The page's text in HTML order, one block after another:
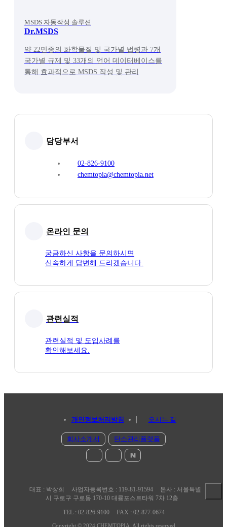
MSDS 자동작성 솔루션
Dr.MSDS
약 22만종의 화학물질 및 국가별 법령과 7개
국가별 규제 및 33개의 언어 데이터베이스를
통해 효과적으로 MSDS 작성 및 관리
담당부서
02-826-9100
chemtopia@chemtopia.net
온라인 문의
궁금하신 사항을 문의하시면
신속하게 답변해 드리겠습니다.
관련실적
관련실적 및 도입사례를
확인해보세요.
개인정보처리방침 오시는 길
회사소개서 탄소관리플랫폼
대표 : 박상희 사업자등록번호 : 119-81-91594
본사 : 서울특별
시 구로구 구로동 170-10 대륭포스트타워 7차 12층
TEL : 02-826-9100
FAX : 02-877-0674
Copyright © 2024 CHEMTOPIA. All rights reserved